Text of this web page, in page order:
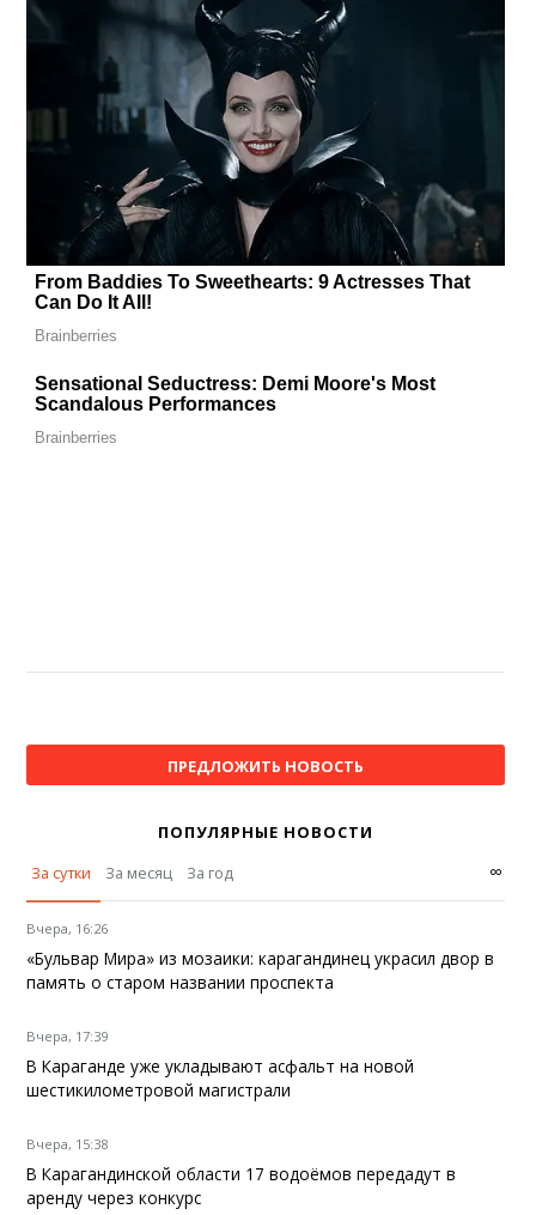
ПРЕДЛОЖИТЬ НОВОСТЬ
ПОПУЛЯРНЫЕ НОВОСТИ
За сутки
За месяц За год ∞
Вчера, 16:26
«Бульвар Мира» из мозаики: карагандинец украсил двор в
память о старом названии проспекта
Вчера, 17:39
В Караганде уже укладывают асфальт на новой
шестикилометровой магистрали
Вчера, 15:38
В Карагандинской области 17 водоёмов передадут в
аренду через конкурс